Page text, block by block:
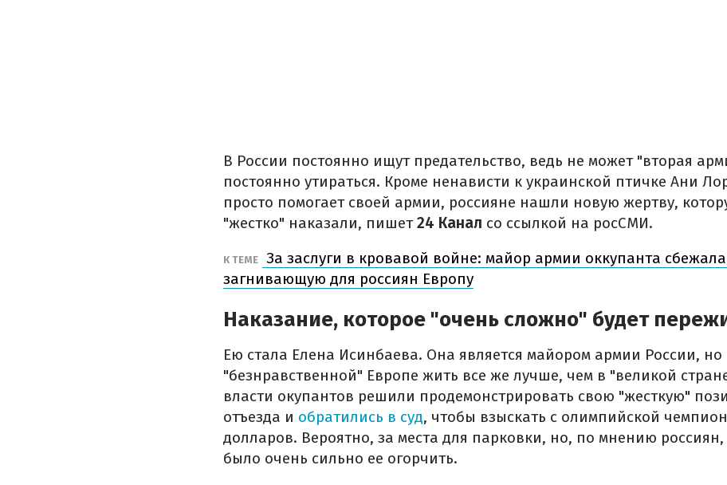
В России постоянно ищут предательство, ведь не может "вторая
постоянно утираться. Кроме ненависти к украинской птичке Ани
просто помогает своей армии, россияне нашли новую жертву,
"жестко" наказали, пишет24 Канал со ссылкой на росСМИ.
К ТЕМЕ
За заслуги в кровавой войне: майор армии оккупанта
загнивающую для россиян Европу
Наказание, которое "очень сложно" будет
Ею стала Елена Исинбаева. Она является майором армии России,
"безнравственной" Европе жить все же лучше, чем в "великой
власти окупантов решили продемонстрировать свою "жесткую"
отъезда и обратились в суд, чтобы взыскать с олимпийской
долларов. Вероятно, за места для парковки, но, по мнению
было очень сильно ее огорчить.